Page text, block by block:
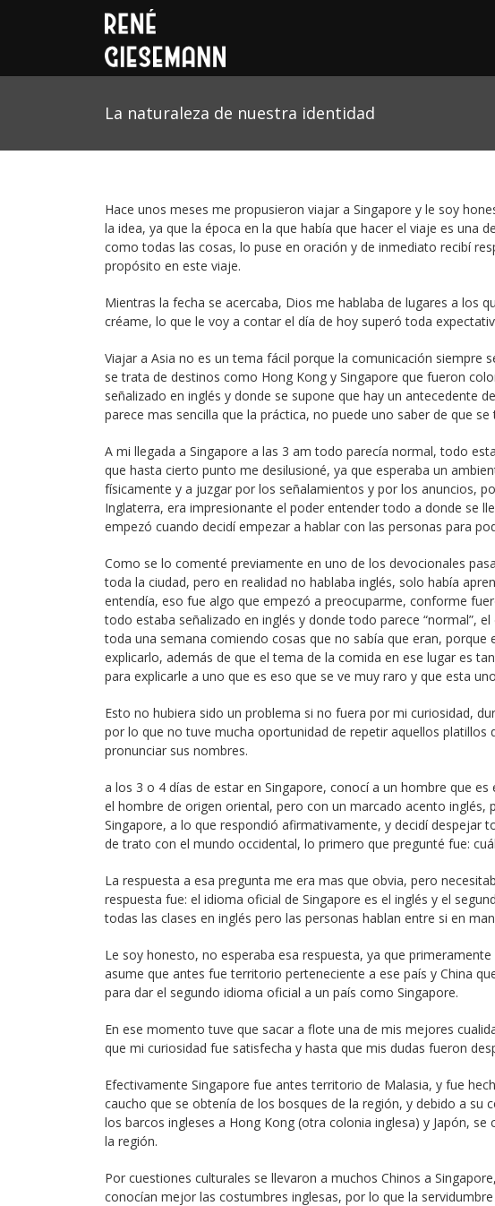
La naturaleza de nuestra identidad
Hace unos meses me propusieron viajar a Singapore y le soy
la idea, ya que la época en la que había que hacer el viaje es una
como todas las cosas, lo puse en oración y de inmediato recibí
propósito en este viaje.
Mientras la fecha se acercaba, Dios me hablaba de lugares a los
créame, lo que le voy a contar el día de hoy superó toda
Viajar a Asia no es un tema fácil porque la comunicación
se trata de destinos como Hong Kong y Singapore que fueron
señalizado en inglés y donde se supone que hay un antecedente
parece mas sencilla que la práctica, no puede uno saber de que
A mi llegada a Singapore a las 3 am todo parecía normal, todo
que hasta cierto punto me desilusioné, ya que esperaba un
físicamente y a juzgar por los señalamientos y por los anuncios,
Inglaterra, era impresionante el poder entender todo a donde se
empezó cuando decidí empezar a hablar con las personas para
Como se lo comenté previamente en uno de los devocionales
toda la ciudad, pero en realidad no hablaba inglés, solo había
entendía, eso fue algo que empezó a preocuparme, conforme
todo estaba señalizado en inglés y donde todo parece “normal”,
toda una semana comiendo cosas que no sabía que eran,
explicarlo, además de que el tema de la comida en ese lugar es
para explicarle a uno que es eso que se ve muy raro y que esta
Esto no hubiera sido un problema si no fuera por mi curiosidad,
por lo que no tuve mucha oportunidad de repetir aquellos
pronunciar sus nombres.
a los 3 o 4 días de estar en Singapore, conocí a un hombre que
el hombre de origen oriental, pero con un marcado acento
Singapore, a lo que respondió afirmativamente, y decidí despejar
de trato con el mundo occidental, lo primero que pregunté fue:
La respuesta a esa pregunta me era mas que obvia, pero
respuesta fue: el idioma oficial de Singapore es el inglés y el
todas las clases en inglés pero las personas hablan entre si en
Le soy honesto, no esperaba esa respuesta, ya que
asume que antes fue territorio perteneciente a ese país y China
para dar el segundo idioma oficial a un país como Singapore.
En ese momento tuve que sacar a flote una de mis mejores
que mi curiosidad fue satisfecha y hasta que mis dudas fueron
Efectivamente Singapore fue antes territorio de Malasia, y fue
caucho que se obtenía de los bosques de la región, y debido a
los barcos ingleses a Hong Kong (otra colonia inglesa) y Japón,
la región.
Por cuestiones culturales se llevaron a muchos Chinos a
conocían mejor las costumbres inglesas, por lo que la